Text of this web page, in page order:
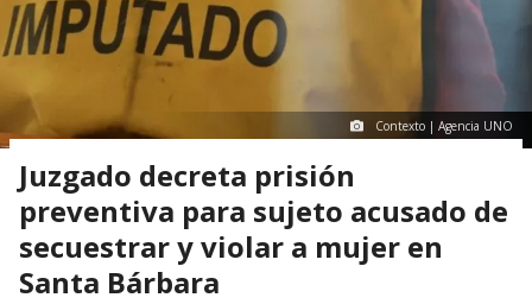
Contexto | Agencia UNO
Juzgado decreta prisión
preventiva para sujeto acusado de
secuestrar y violar a mujer en
Santa Bárbara